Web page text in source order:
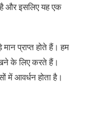
है और इसलिए यह एक
प्राप्त होते हैं। हम
के लिए करते हैं।
में आवर्धन होता है।